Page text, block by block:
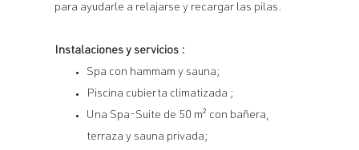
para ayudarle a relajarse y recargar las pilas.
Instalaciones y servicios :
Spa con hammam y sauna;
Piscina cubierta climatizada ;
Una Spa-Suite de 50 m² con bañera,
terraza y sauna privada;